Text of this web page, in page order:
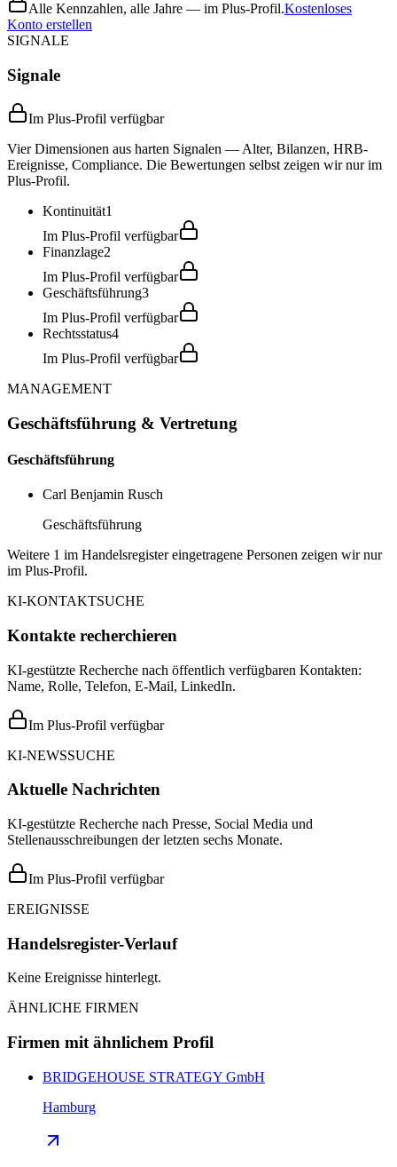
Alle Kennzahlen, alle Jahre — im Plus-Profil.Kostenloses
Konto erstellen
SIGNALE
Signale
Im Plus-Profil verfügbar
Vier Dimensionen aus harten Signalen — Alter, Bilanzen, HRB-
Ereignisse, Compliance. Die Bewertungen selbst zeigen wir nur im
Plus-Profil.
Kontinuität1
Im Plus-Profil verfügbar
Finanzlage2
Im Plus-Profil verfügbar
Geschäftsführung3
Im Plus-Profil verfügbar
Rechtsstatus4
Im Plus-Profil verfügbar
MANAGEMENT
Geschäftsführung & Vertretung
Geschäftsführung
Carl Benjamin Rusch
Geschäftsführung
Weitere 1 im Handelsregister eingetragene Personen zeigen wir nur
im Plus-Profil.
KI-KONTAKTSUCHE
Kontakte recherchieren
KI-gestützte Recherche nach öffentlich verfügbaren Kontakten:
Name, Rolle, Telefon, E-Mail, LinkedIn.
Im Plus-Profil verfügbar
KI-NEWSSUCHE
Aktuelle Nachrichten
KI-gestützte Recherche nach Presse, Social Media und
Stellenausschreibungen der letzten sechs Monate.
Im Plus-Profil verfügbar
EREIGNISSE
Handelsregister-Verlauf
Keine Ereignisse hinterlegt.
ÄHNLICHE FIRMEN
Firmen mit ähnlichem Profil
BRIDGEHOUSE STRATEGY GmbH
Hamburg